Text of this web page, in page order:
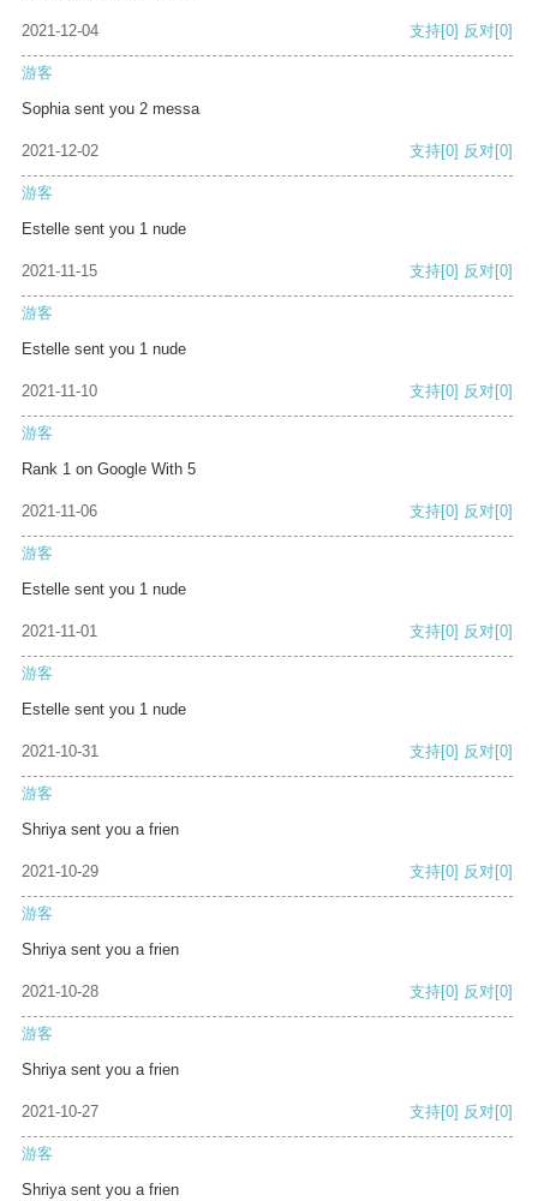
2021-12-04 支持[0] 反对[0]
游客
Sophia sent you 2 messa
2021-12-02 支持[0] 反对[0]
游客
Estelle sent you 1 nude
2021-11-15 支持[0] 反对[0]
游客
Estelle sent you 1 nude
2021-11-10 支持[0] 反对[0]
游客
Rank 1 on Google With 5
2021-11-06 支持[0] 反对[0]
游客
Estelle sent you 1 nude
2021-11-01 支持[0] 反对[0]
游客
Estelle sent you 1 nude
2021-10-31 支持[0] 反对[0]
游客
Shriya sent you a frien
2021-10-29 支持[0] 反对[0]
游客
Shriya sent you a frien
2021-10-28 支持[0] 反对[0]
游客
Shriya sent you a frien
2021-10-27 支持[0] 反对[0]
游客
Shriya sent you a frien